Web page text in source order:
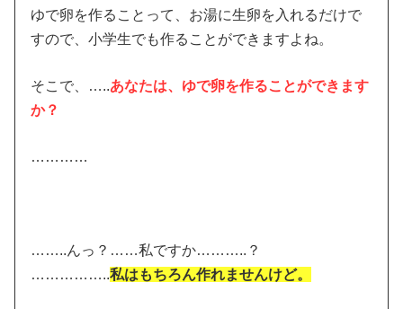
ゆで卵を作ることって、お湯に生卵を入れるだけで
すので、小学生でも作ることができますよね。
そこで、…..あなたは、ゆで卵を作ることができます
か？
…………
……..んっ？……私ですか………..？
……………..私はもちろん作れませんけど。